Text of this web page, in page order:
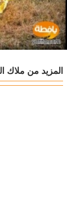
المزيد من ملاك